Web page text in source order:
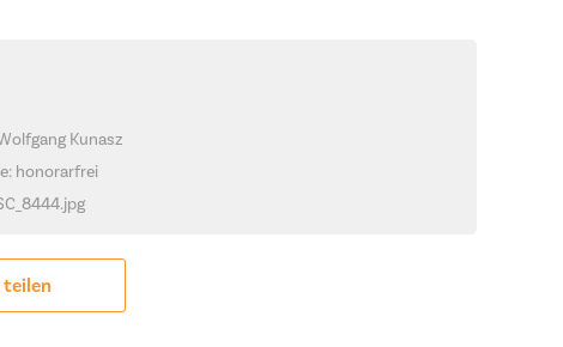
Kunasz
honorarfrei
teilen